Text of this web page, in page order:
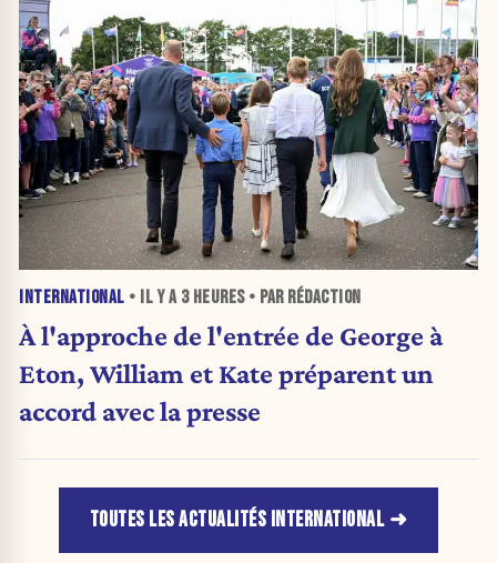
INTERNATIONAL • IL Y A 3 HEURES• PAR RÉDACTION
À l'approche de l'entrée de George à
Eton, William et Kate préparent un
accord avec la presse
TOUTES LES ACTUALITÉS INTERNATIONAL